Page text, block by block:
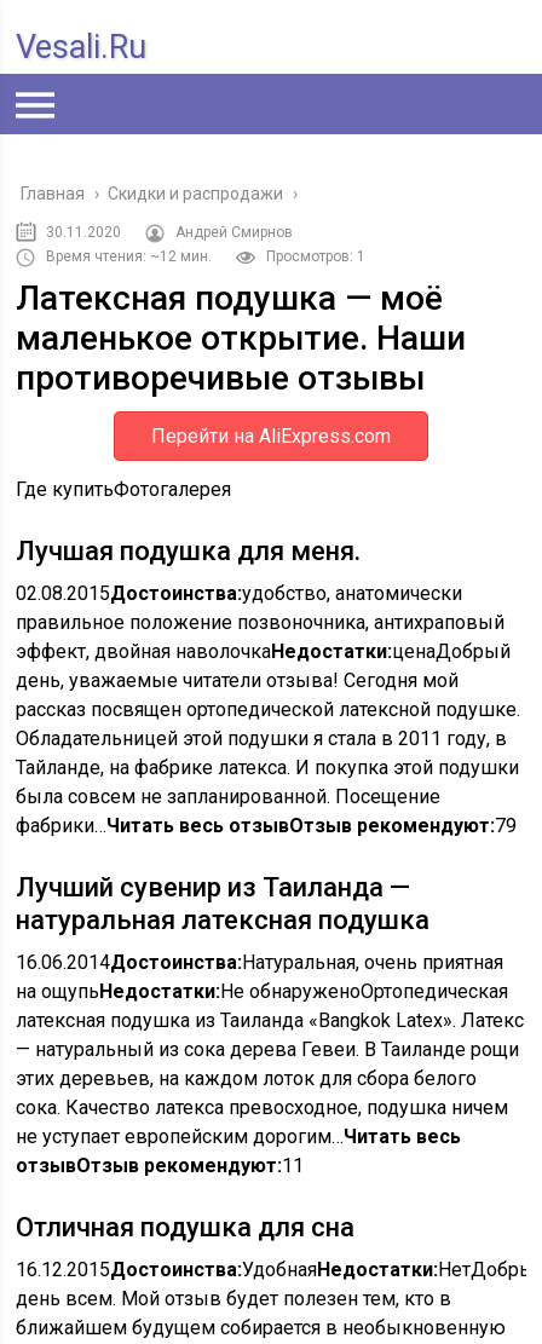
Vesali.ru
Главная › Скидки и распродажи ›
30.11.2020
Андрей Смирнов
Время чтения: ~12 мин.
Просмотров: 1
Латексная подушка — моё
маленькое открытие. Наши
противоречивые отзывы
Перейти на AliExpress.com
Где купитьФотогалерея
Лучшая подушка для меня.
02.08.2015Достоинства:удобство, анатомически
правильное положение позвоночника, антихраповый
эффект, двойная наволочкаНедостатки:ценаДобрый
день, уважаемые читатели отзыва! Сегодня мой
рассказ посвящен ортопедической латексной подушке.
Обладательницей этой подушки я стала в 2011 году, в
Тайланде, на фабрике латекса. И покупка этой подушки
была совсем не запланированной. Посещение
фабрики…Читать весь отзывОтзыв рекомендуют:79
Лучший сувенир из Таиланда —
натуральная латексная подушка
16.06.2014Достоинства:Натуральная, очень приятная
на ощупьНедостатки:Не обнаруженоОртопедическая
латексная подушка из Таиланда «Bangkok Lateх». Латекс
— натуральный из сока дерева Гевеи. В Таиланде рощи
этих деревьев, на каждом лоток для сбора белого
сока. Качество латекса превосходное, подушка ничем
не уступает европейским дорогим…Читать весь
отзывОтзыв рекомендуют:11
Отличная подушка для сна
16.12.2015Достоинства:УдобнаяНедостатки:
день всем. Мой отзыв будет полезен тем, кто в
ближайшем будущем собирается в необыкновенную